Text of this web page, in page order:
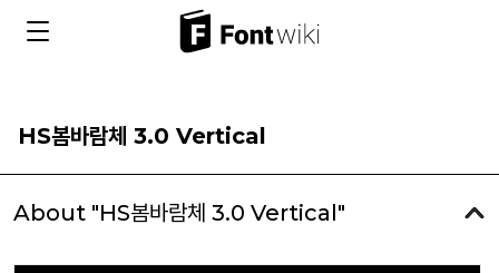
HS봄바람체 3.0 Vertical
About "HS봄바람체 3.0 Vertical"